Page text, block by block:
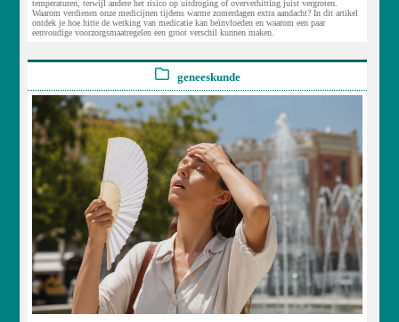
temperaturen, terwijl andere het risico op uitdroging of oververhitting juist vergroten.
Waarom verdienen onze medicijnen tijdens warme zomerdagen extra aandacht? In dit artikel
ontdek je hoe hitte de werking van medicatie kan beïnvloeden en waarom een paar
eenvoudige voorzorgsmaatregelen een groot verschil kunnen maken.
geneeskunde